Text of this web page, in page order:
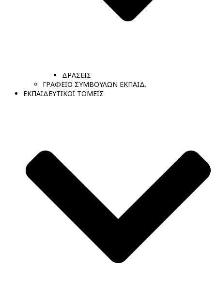
ΔΡΑΣΕΙΣ
ΓΡΑΦΕΙΟ ΣΥΜΒΟΥΛΩΝ ΕΚΠΑΙΔ.
ΕΚΠΑΙΔΕΥΤΙΚΟΙ ΤΟΜΕΙΣ